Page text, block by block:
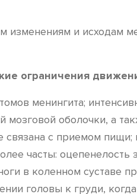
изменениям и исходам
ограничения
менингита;
оболочки, а
с приемом
часты:
в коленном суставе
головы к груди,